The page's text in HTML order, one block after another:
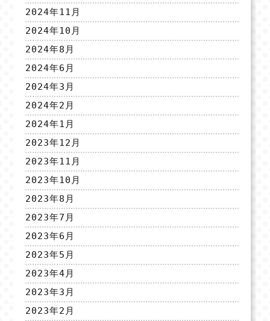
2024年11月
2024年10月
2024年8月
2024年6月
2024年3月
2024年2月
2024年1月
2023年12月
2023年11月
2023年10月
2023年8月
2023年7月
2023年6月
2023年5月
2023年4月
2023年3月
2023年2月